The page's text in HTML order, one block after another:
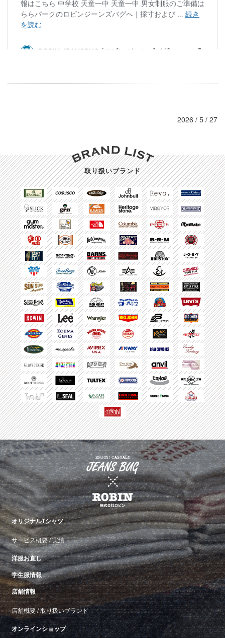
2026 / 5 / 27
取り扱いブランド
オリジナルTシャツ
サービス概要/実績
洋服お直し
学生服情報
店舗情報
店舗概要/取り扱いブランド
オンラインショップ